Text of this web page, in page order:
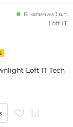
Loft IT Tech
В наличии 1 шт.
Loft IT